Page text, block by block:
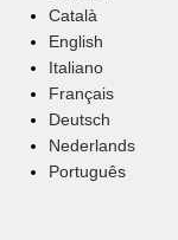
Català
English
Italiano
Français
Deutsch
Nederlands
Português